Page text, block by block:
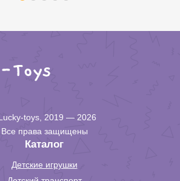
toys, 2019 — 2026
Все права защищены
Каталог
Детские игрушки